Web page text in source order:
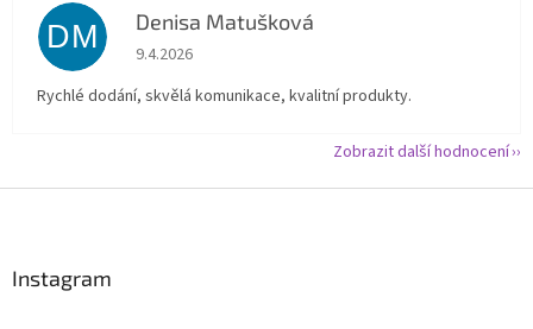
DM Denisa Matušková
Hodnocení obchodu je 5 z 5 hvězdiček.
9.4.2026
Rychlé dodání, skvělá komunikace, kvalitní produkty.
Zobrazit další hodnocení
Instagram